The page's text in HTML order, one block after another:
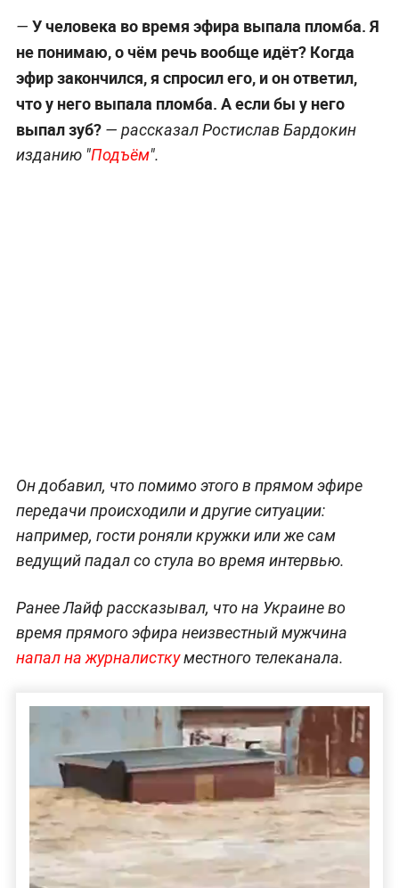
— У человека во время эфира выпала пломба. Я
не понимаю, о чём речь вообще идёт? Когда
эфир закончился, я спросил его, и он ответил,
что у него выпала пломба. А если бы у него
выпал зуб?— рассказал Ростислав Бардокин
изданию "Подъём".
Он добавил, что помимо этого в прямом эфире
передачи происходили и другие ситуации:
например, гости роняли кружки или же сам
ведущий падал со стула во время интервью.
Ранее Лайф рассказывал, что на Украине во
время прямого эфира неизвестный мужчина
напал на журналисткуместного телеканала.